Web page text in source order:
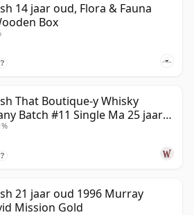
14 jaar oud, Flora & Fauna
Box
?
That Boutique-y Whisky
Batch #11 Single Ma 25 jaar
?
21 jaar oud 1996 Murray
Mission Gold